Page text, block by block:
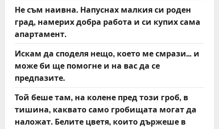
Не съм наивна. Напуснах малкия си роден
град, намерих добра работа и си купих сама
апартамент.
Искам да споделя нещо, което ме смрази… и
може би ще помогне и на вас да се
предпазите.
Той беше там, на колене пред този гроб, в
тишина, каквато само гробищата могат да
наложат. Белите цветя, които държеше в